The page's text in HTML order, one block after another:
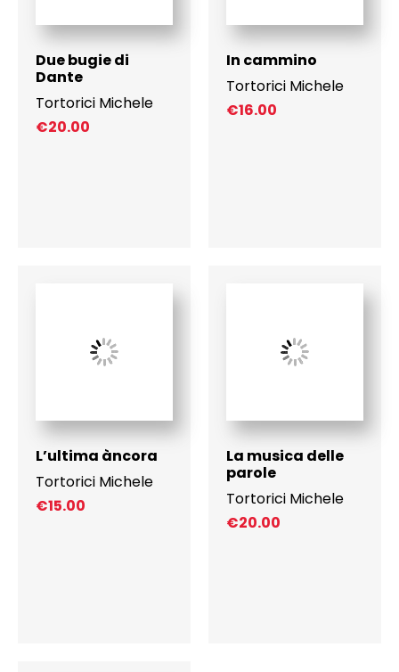
Due bugie di
Dante
Tortorici Michele
€20.00
In cammino
Tortorici Michele
€16.00
L’ultima àncora
Tortorici Michele
€15.00
La musica delle
parole
Tortorici Michele
€20.00